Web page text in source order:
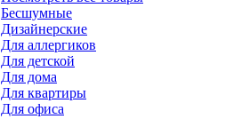
Бесшумные
Дизайнерские
Для аллергиков
Для детской
Для дома
Для квартиры
Для офиса